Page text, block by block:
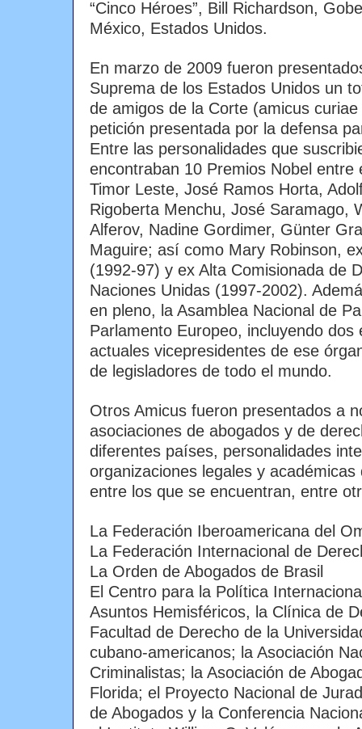
“Cinco Héroes”, Bill Richardson,
México, Estados Unidos.
En marzo de 2009 fueron
Suprema de los Estados Unidos un
de amigos de la Corte (amicus
petición presentada por la defensa
Entre las personalidades que
encontraban 10 Premios Nobel entre
Timor Leste, José Ramos Horta,
Rigoberta Menchu, José Saramago,
Alferov, Nadine Gordimer, Günter
Maguire; así como Mary Robinson,
(1992-97) y ex Alta Comisionada de
Naciones Unidas (1997-2002).
en pleno, la Asamblea Nacional de
Parlamento Europeo, incluyendo dos
actuales vicepresidentes de ese
de legisladores de todo el mundo.
Otros Amicus fueron presentados a
asociaciones de abogados y de
diferentes países, personalidades
organizaciones legales y
entre los que se encuentran, entre
La Federación Iberoamericana del
La Federación Internacional de
La Orden de Abogados de Brasil
El Centro para la Política
Asuntos Hemisféricos, la Clínica de
Facultad de Derecho de la
cubano-americanos; la Asociación
Criminalistas; la Asociación de
Florida; el Proyecto Nacional de
de Abogados y la Conferencia